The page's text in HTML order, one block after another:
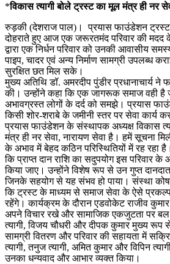
*विकास त्यागी बोले ट्रस्ट का मूल मंत्र ही नर
रुड़की (देशराज पाल)। प्रयास फाउंडेशन ट्रस्ट
दोहराते हुए आज एक जरूरतमंद परिवार की मदद
द्वारा एक निर्धन परिवार को उनकी आवासीय
पाइप, चादर एवं अन्य निर्माण सामग्री उपलब्ध
सुरक्षित छत मिल सके।
मुख्य अतिथि डॉ. अमरदीप पुंडीर प्रधानाचार्य ने
की। उन्होंने कहा कि एक जागरूक समाज वही
अभावग्रस्त लोगों के दर्द को समझे। प्रयास
किसी शोर-शराबे के जमीनी स्तर पर सेवा कार्य
प्रयास फाउंडेशन के संस्थापक अध्यक्ष विकास
मंत्र ही नर सेवा, नारायण सेवा है। हमें सूचना
के अभाव में बेहद कठिन परिस्थितियों में रह रहा
कि प्राप्त दान राशि का सदुपयोग इस परिवार
किया जाए। उन्होंने विशेष रूप से उन गुप्त
जिनके सहयोग से यह संभव हो पाया। संस्था
कि ट्रस्ट के माध्यम से समाज सेवा के ऐसे प्रकल्प
रहेंगे। कार्यक्रम के दौरान एडवोकेट राजीव
अपने विचार रखे और सामाजिक एकजुटता पर बल
त्यागी, विजय चौधरी और दीपक कुमार मुख्य रूप
सामग्री वितरण और परिवार की सहायता में
त्यागी, तनुज त्यागी, अमित कुमार और विपिन
उनका धन्यवाद और आभार व्यक्त किया।